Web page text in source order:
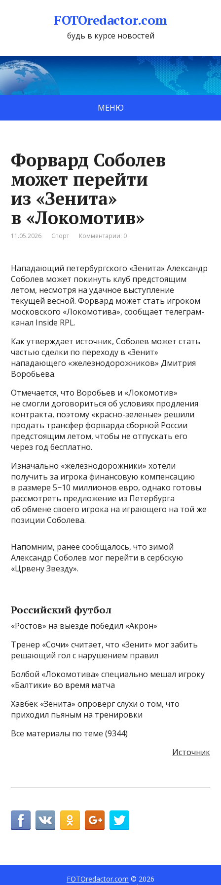
FOTOredactor.com
будь в курсе новостей
МЕНЮ
Форвард Соболев
может перейти
из «Зенита»
в «Локомотив»
11.05.2026 Спорт Комментарии: 0
Нападающий петербургского «Зенита» Александр
Соболев может покинуть клуб предстоящим
летом, несмотря на удачное выступление
текущей весной. Форвард может стать игроком
московского «Локомотива», сообщает телеграм-
канал Inside RPL.
Как утверждает источник, Соболев может стать
частью сделки по переходу в «Зенит»
нападающего «железнодорожников» Дмитрия
Воробьева.
Отмечается, что Воробьев и «Локомотив»
не смогли договориться об условиях продления
контракта, поэтому «красно-зеленые» решили
продать трансфер форварда сборной России
предстоящим летом, чтобы не отпускать его
через год бесплатно.
Изначально «железнодорожники» хотели
получить за игрока финансовую компенсацию
в размере 5−10 миллионов евро, однако готовы
рассмотреть предложение из Петербурга
об обмене своего игрока на играющего на той же
позиции Соболева.
Напомним, ранее сообщалось, что зимой
Александр Соболев мог перейти в сербскую
«Црвену Звезду».
Российский футбол
«Ростов» на выезде победил «Акрон»
Тренер «Сочи» считает, что «Зенит» мог забить
решающий гол с нарушением правил
Болбой «Локомотива» специально мешал игроку
«Балтики» во время матча
Хавбек «Зенита» опроверг слухи о том, что
приходил пьяным на тренировки
Все материалы по теме (9344)
Источник
FOTOredactor.com © 2026